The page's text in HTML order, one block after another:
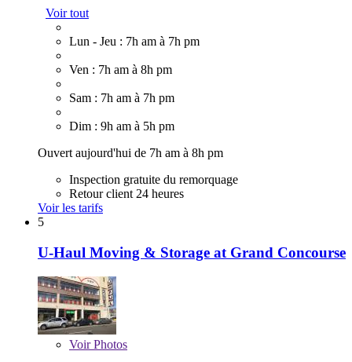
Voir tout
Lun - Jeu : 7h am à 7h pm
Ven : 7h am à 8h pm
Sam : 7h am à 7h pm
Dim : 9h am à 5h pm
Ouvert aujourd'hui de 7h am à 8h pm
Inspection gratuite du remorquage
Retour client 24 heures
Voir les tarifs
5
U-Haul Moving & Storage at Grand Concourse
VoirPhotos